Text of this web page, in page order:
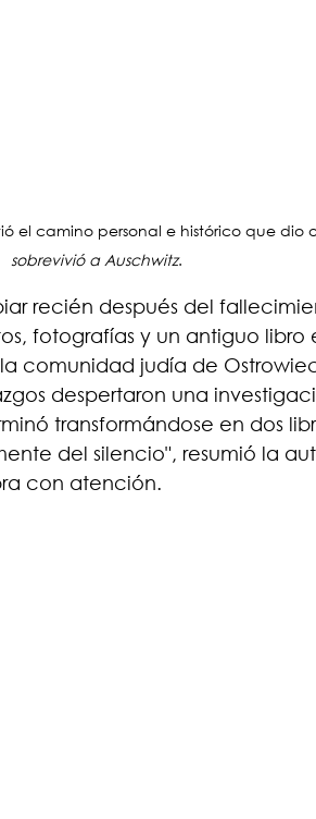
el camino personal e histórico que dio
sobrevivió a Auschwitz.
recién después del
fotografías y un antiguo libro
comunidad judía de
despertaron una
transformándose en dos
del silencio", resumió la
con atención.